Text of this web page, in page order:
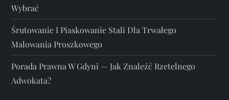
Wybrać
Śrutowanie I Piaskowanie Stali Dla Trwałego
Malowania Proszkowego
Porada Prawna W Gdyni — Jak Znaleźć Rzetelnego
Adwokata?